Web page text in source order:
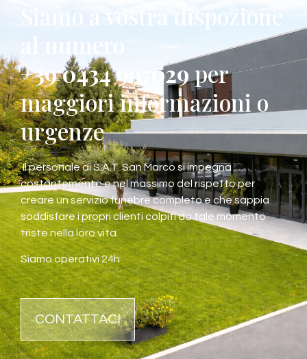
Siamo a vostra dispozione
al numero
+39 0434 997029per
maggiori informazioni o
urgenze
Il personale di S.A.T. San Marco si impegna
costantemente e nel massimo del rispetto per
creare un servizio funebre completo e che sappia
soddisfare i propri clienti colpiti da tale momento
triste nella loro vita.
Siamo operativi 24h
CONTATTACI